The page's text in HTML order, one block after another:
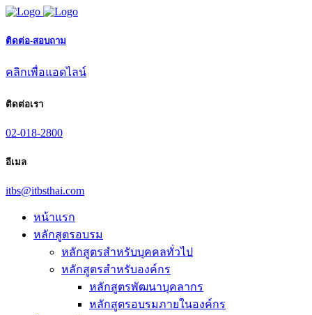
ติดต่อ-สอบถาม
คลิกเพื่อแอดไลน์
ติดต่อเรา
02-018-2800
อีเมล
itbs@itbsthai.com
หน้าแรก
หลักสูตรอบรม
หลักสูตรสำหรับบุคคลทั่วไป
หลักสูตรสำหรับองค์กร
หลักสูตรพัฒนาบุคลากร
หลักสูตรอบรมภายในองค์กร